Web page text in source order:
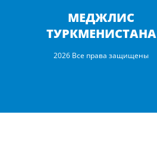
МЕДЖЛИС
ТУРКМЕНИСТАНА
2026 Все права защищены